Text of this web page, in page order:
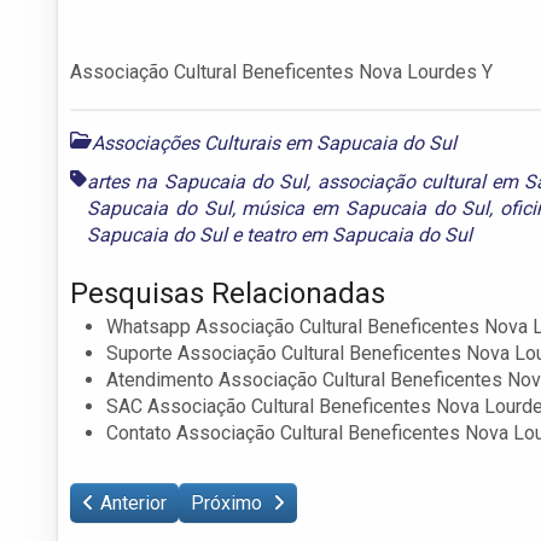
Associação Cultural Beneficentes Nova Lourdes Y
Associações Culturais em Sapucaia do Sul
artes na Sapucaia do Sul, associação cultural em
Sapucaia do Sul, música em Sapucaia do Sul,
Sapucaia do Sule teatro em Sapucaia do Sul
Pesquisas Relacionadas
Whatsapp Associação Cultural Beneficentes Nova
Suporte Associação Cultural Beneficentes Nova
Atendimento Associação Cultural Beneficentes
SAC Associação Cultural Beneficentes Nova
Contato Associação Cultural Beneficentes Nova
Anterior Próximo